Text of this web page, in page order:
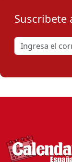
Suscribete